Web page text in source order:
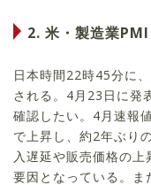
2. 米・製造業
日本時間22時45分に
される。4月23日に発
確認したい。4月速報
で上昇し、約2年ぶり
入遅延や販売価格の
要因となっている。ま